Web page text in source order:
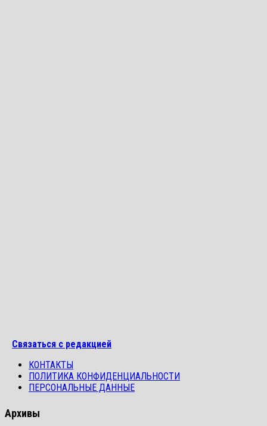
Связаться с редакцией
КОНТАКТЫ
ПОЛИТИКА КОНФИДЕНЦИАЛЬНОСТИ
ПЕРСОНАЛЬНЫЕ ДАННЫЕ
Архивы